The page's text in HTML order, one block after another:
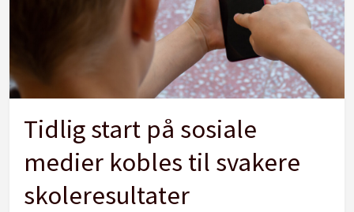
Tidlig start på sosiale
medier kobles til svakere
skoleresultater